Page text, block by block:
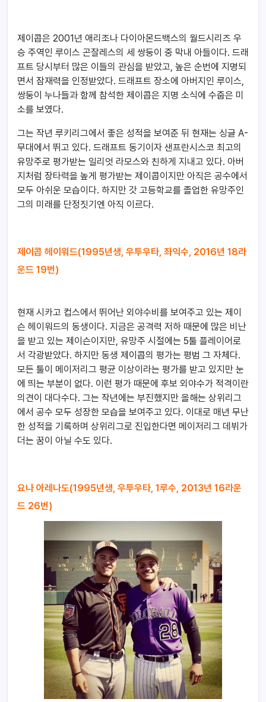
제이콥은 2001년 애리조나 다이아몬드백스의 월드시리즈 우
승 주역인 루이스 곤잘레스의 세 쌍둥이 중 막내 아들이다. 드래
프트 당시부터 많은 이들의 관심을 받았고, 높은 순번에 지명되
면서 잠재력을 인정받았다. 드래프트 장소에 아버지인 루이스,
쌍둥이 누나들과 함께 참석한 제이콥은 지명 소식에 수줍은 미
소를 보였다.
그는 작년 루키리그에서 좋은 성적을 보여준 뒤 현재는 싱글 A-
무대에서 뛰고 있다. 드래프트 동기이자 샌프란시스코 최고의
유망주로 평가받는 일리엇 라모스와 친하게 지내고 있다. 아버
지처럼 장타력을 높게 평가받는 제이콥이지만 아직은 공수에서
모두 아쉬운 모습이다. 하지만 갓 고등학교를 졸업한 유망주인
그의 미래를 단정짓기엔 아직 이르다.
제이콥 헤이워드(1995년생, 우투우타, 좌익수, 2016년 18라
운드 19번)
현재 시카고 컵스에서 뛰어난 외야수비를 보여주고 있는 제이
슨 헤이워드의 동생이다. 지금은 공격력 저하 때문에 많은 비난
을 받고 있는 제이슨이지만, 유망주 시절에는 5툴 플레이어로
서 각광받았다. 하지만 동생 제이콥의 평가는 평범 그 자체다.
모든 툴이 메이저리그 평균 이상이라는 평가를 받고 있지만 눈
에 띄는 부분이 없다. 이런 평가 때문에 후보 외야수가 적격이란
의견이 대다수다. 그는 작년에는 부진했지만 올해는 상위리그
에서 공수 모두 성장한 모습을 보여주고 있다. 이대로 매년 무난
한 성적을 기록하며 상위리그로 진입한다면 메이저리그 데뷔가
더는 꿈이 아닐 수도 있다.
요나 아레나도(1995년생, 우투우타, 1루수, 2013년 16라운
드 26번)